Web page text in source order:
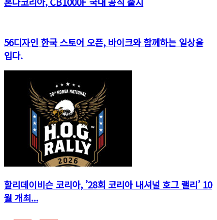
56디자인 한국 스토어 오픈, 바이크와 함께하는 일상을
입다.
할리데이비슨 코리아, ’28회 코리아 내셔널 호그 랠리’ 10
월 개최...